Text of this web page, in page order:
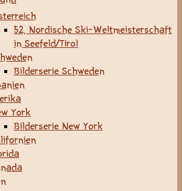
52. Nordische Ski-Weltmeisterschaft
in Seefeld/Tirol
Bilderserie Schweden
York
Bilderserie New York